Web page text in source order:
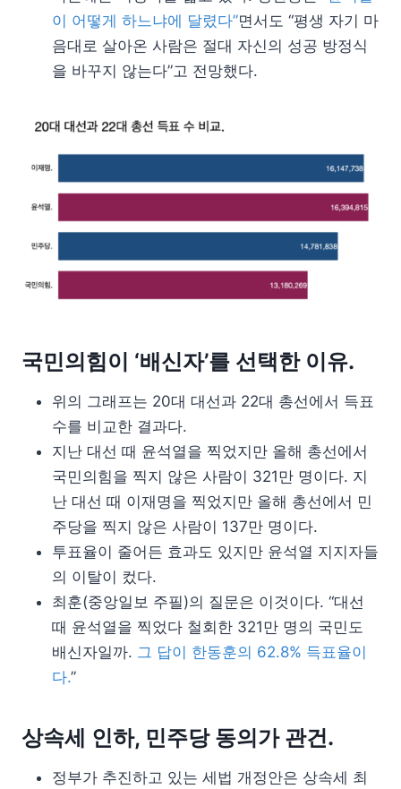
이 어떻게 하느냐에 달렸다”면서도 “평생 자기 마
음대로 살아온 사람은 절대 자신의 성공 방정식
을 바꾸지 않는다”고 전망했다.
국민의힘이 ‘배신자’를 선택한 이유.
위의 그래프는 20대 대선과 22대 총선에서 득표
수를 비교한 결과다.
지난 대선 때 윤석열을 찍었지만 올해 총선에서
국민의힘을 찍지 않은 사람이 321만 명이다. 지
난 대선 때 이재명을 찍었지만 올해 총선에서 민
주당을 찍지 않은 사람이 137만 명이다.
투표율이 줄어든 효과도 있지만 윤석열 지지자들
의 이탈이 컸다.
최훈(중앙일보 주필)의 질문은 이것이다. “대선
때 윤석열을 찍었다 철회한 321만 명의 국민도
배신자일까. 그 답이 한동훈의 62.8% 득표율이
다.”
상속세 인하, 민주당 동의가 관건.
정부가 추진하고 있는 세법 개정안은 상속세 최